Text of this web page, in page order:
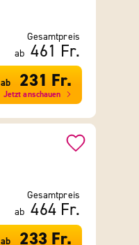
Gesamtpreis
ab 461 Fr.
ab 231 Fr.
Jetzt anschauen
Gesamtpreis
ab 464 Fr.
ab 233 Fr.